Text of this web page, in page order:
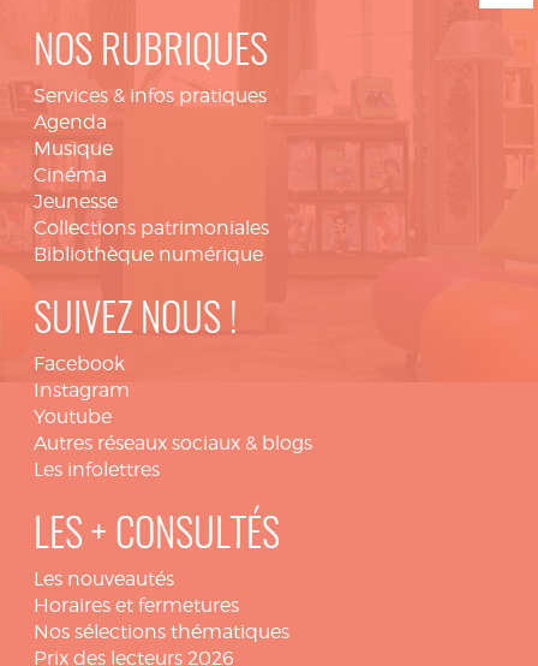
NOS RUBRIQUES
Services & infos pratiques
Agenda
Musique
Cinéma
Jeunesse
Collections patrimoniales
Bibliothèque numérique
SUIVEZ NOUS !
Facebook
Instagram
Youtube
Autres réseaux sociaux & blogs
Les infolettres
LES + CONSULTÉS
Les nouveautés
Horaires et fermetures
Nos sélections thématiques
Prix des lecteurs 2026